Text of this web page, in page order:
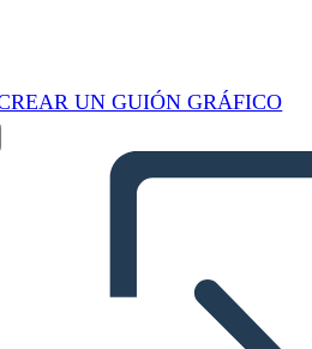
UN GUIÓN GRÁFICO